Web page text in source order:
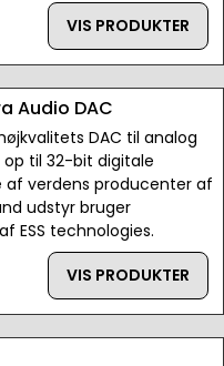
VIS PRODUKTER
Audio DAC
DAC til analog
til 32-bit digitale
af verdens producenter af
udstyr bruger
ESS technologies.
VIS PRODUKTER